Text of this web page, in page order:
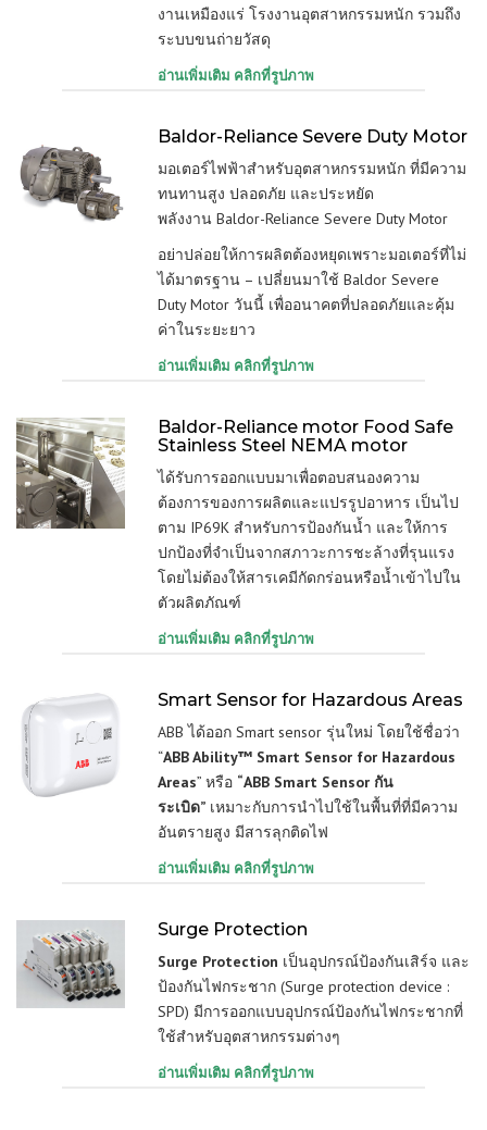
งานเหมืองแร่ โรงงานอุตสาหกรรมหนัก รวมถึง
ระบบขนถ่ายวัสดุ
อ่านเพิ่มเติม คลิกที่รูปภาพ
Baldor-Reliance Severe Duty Motor
มอเตอร์ไฟฟ้าสำหรับอุตสาหกรรมหนัก ที่มีความ
ทนทานสูง ปลอดภัย และประหยัด
พลังงาน Baldor-Reliance Severe Duty Motor
อย่าปล่อยให้การผลิตต้องหยุดเพราะมอเตอร์ที่ไม่
ได้มาตรฐาน – เปลี่ยนมาใช้ Baldor Severe
Duty Motor วันนี้ เพื่ออนาคตที่ปลอดภัยและคุ้ม
ค่าในระยะยาว
อ่านเพิ่มเติม คลิกที่รูปภาพ
Baldor-Reliance motor Food Safe
Stainless Steel NEMA motor
ได้รับการออกแบบมาเพื่อตอบสนองความ
ต้องการของการผลิตและแปรรูปอาหาร เป็นไป
ตาม IP69K สำหรับการป้องกันน้ำ และให้การ
ปกป้องที่จำเป็นจากสภาวะการชะล้างที่รุนแรง
โดยไม่ต้องให้สารเคมีกัดกร่อนหรือน้ำเข้าไปใน
ตัวผลิตภัณฑ์
อ่านเพิ่มเติม คลิกที่รูปภาพ
Smart Sensor for Hazardous Areas
ABB ได้ออก Smart sensor รุ่นใหม่ โดยใช้ชื่อว่า
“ABB Ability™ Smart Sensor for Hazardous
Areas” หรือ “ABB Smart Sensor กัน
ระเบิด” เหมาะกับการนำไปใช้ในพื้นที่ที่มีความ
อันตรายสูง มีสารลุกติดไฟ
อ่านเพิ่มเติม คลิกที่รูปภาพ
Surge Protection
Surge Protection เป็นอุปกรณ์ป้องกันเสิร์จ และ
ป้องกันไฟกระชาก (Surge protection device :
SPD) มีการออกแบบอุปกรณ์ป้องกันไฟกระชากที่
ใช้สำหรับอุตสาหกรรมต่างๆ
อ่านเพิ่มเติม คลิกที่รูปภาพ